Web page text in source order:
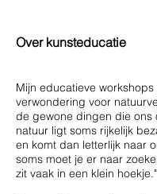
Over kunsteducatie
Mijn educatieve
verwondering voor
de gewone dingen die ons
natuur ligt soms rijkelijk
en komt dan letterlijk naar
soms moet je er naar
zit vaak in een klein hoekje."